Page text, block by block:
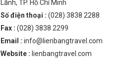
Lãnh, TP. Hồ Chí Minh
Số điện thoại : (028) 3838 2288
Fax : (028) 3838 2299
Email : info@lienbangtravel.com
Website : lienbangtravel.com